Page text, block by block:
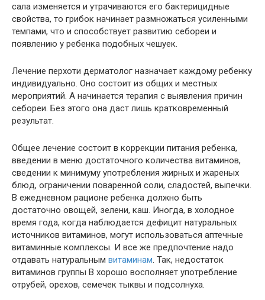
сала изменяется и утрачиваются его бактерицидные
свойства, то грибок начинает размножаться усиленными
темпами, что и способствует развитию себореи и
появлению у ребенка подобных чешуек.
Лечение перхоти дерматолог назначает каждому ребенку
индивидуально. Оно состоит из общих и местных
мероприятий. А начинается терапия с выявления причин
себореи. Без этого она даст лишь кратковременный
результат.
Общее лечение состоит в коррекции питания ребенка,
введении в меню достаточного количества витаминов,
сведении к минимуму употребления жирных и жареных
блюд, ограничении поваренной соли, сладостей, выпечки.
В ежедневном рационе ребенка должно быть
достаточно овощей, зелени, каш. Иногда, в холодное
время года, когда наблюдается дефицит натуральных
источников витаминов, могут использоваться аптечные
витаминные комплексы. И все же предпочтение надо
отдавать натуральным витаминам. Так, недостаток
витаминов группы В хорошо восполняет употребление
отрубей, орехов, семечек тыквы и подсолнуха.